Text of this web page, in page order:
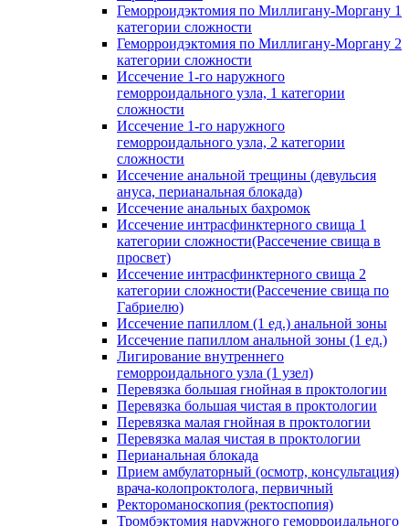
Геморроидэктомия по Миллигану-Моргану 1
категории сложности
Геморроидэктомия по Миллигану-Моргану 2
категории сложности
Иссечение 1-го наружного
геморроидального узла, 1 категории
сложности
Иссечение 1-го наружного
геморроидального узла, 2 категории
сложности
Иссечение анальной трещины (девульсия
ануса, перианальная блокада)
Иссечение анальных бахромок
Иссечение интрасфинктерного свища 1
категории сложности(Рассечение свища в
просвет)
Иссечение интрасфинктерного свища 2
категории сложности(Рассечение свища по
Габриелю)
Иссечение папиллом (1 ед.) анальной зоны
Иссечение папиллом анальной зоны (1 ед.)
Лигирование внутреннего
геморроидального узла (1 узел)
Перевязка большая гнойная в проктологии
Перевязка большая чистая в проктологии
Перевязка малая гнойная в проктологии
Перевязка малая чистая в проктологии
Перианальная блокада
Прием амбулаторный (осмотр, консультация)
врача-колопроктолога, первичный
Ректороманоскопия (ректоспопия)
Тромбэктомия наружного геморроидального